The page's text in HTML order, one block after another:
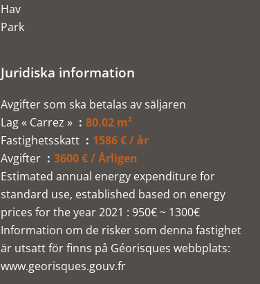
Hav
Park
Juridiska information
Avgifter som ska betalas av säljaren
Lag « Carrez »
80.02 m²
Fastighetsskatt
1586 € / år
Avgifter
3600 € / Årligen
Estimated annual energy expenditure for
standard use, established based on energy
prices for the year 2021 : 950€ ~ 1300€
Information om de risker som denna fastighet
är utsatt för finns på Géorisques webbplats:
www.georisques.gouv.fr